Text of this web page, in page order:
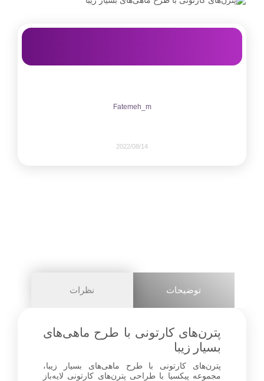
Fatemeh_m
2022/08/14
3+
توضیحات نظرات
پترن‌های کارتونی با طرح ماهی‌های
بسیار زیبا
پترن‌های کارتونی با طرح ماهی‌های بسیار زیبا،
مجموعه پیکسیا با طراحی پترن‌های کارتونی لایه‌باز